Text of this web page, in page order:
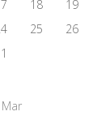
18 19
25 26